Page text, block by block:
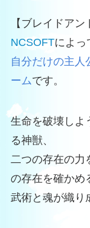
【ブレイドア
NCSOFTによっ
自分だけの主人
ームです。
生命を破壊しよ
る神獣、
二つの存在の力
の存在を確か
武術と魂が織り